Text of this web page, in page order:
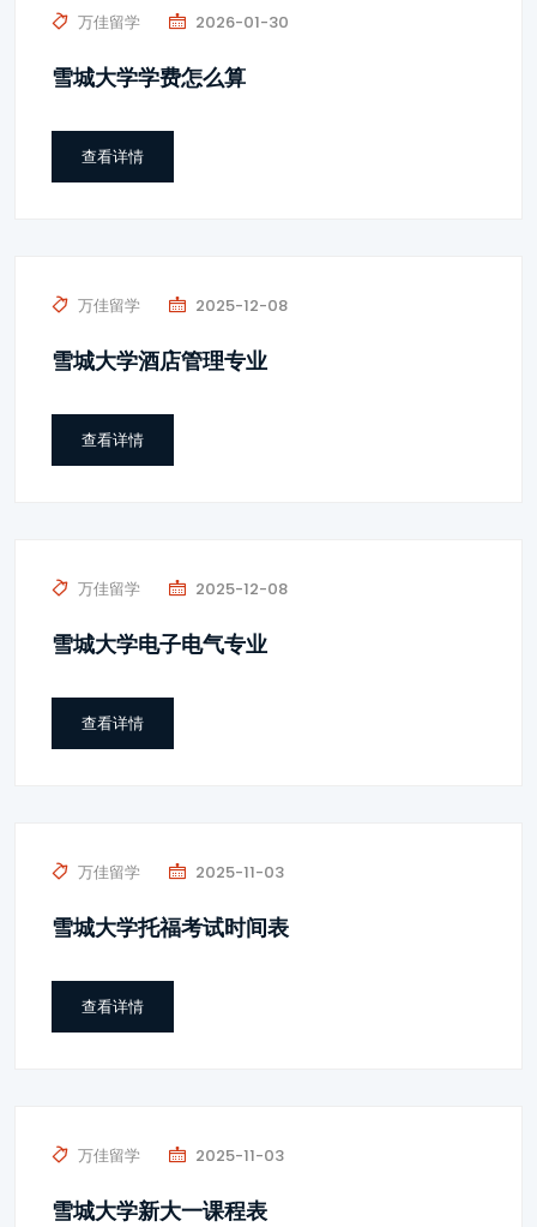
万佳留学 2026-01-30
雪城大学学费怎么算
查看详情
万佳留学 2025-12-08
雪城大学酒店管理专业
查看详情
万佳留学 2025-12-08
雪城大学电子电气专业
查看详情
万佳留学 2025-11-03
雪城大学托福考试时间表
查看详情
万佳留学 2025-11-03
雪城大学新大一课程表